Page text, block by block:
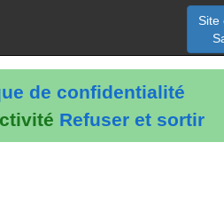
de confidentialité
Refuser et sortir
Site